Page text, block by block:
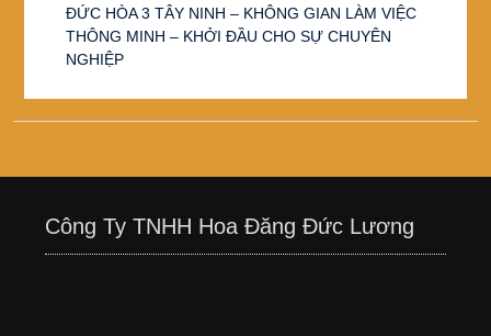
ĐỨC HÒA 3 TÂY NINH – KHÔNG GIAN LÀM VIỆC
THÔNG MINH – KHỞI ĐẦU CHO SỰ CHUYÊN
NGHIỆP
Công Ty TNHH Hoa Đăng Đức Lương